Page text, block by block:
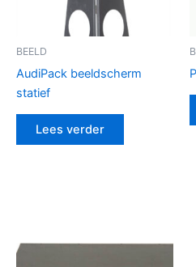
BEELD
AudiPack beeldscherm
statief
Lees verder